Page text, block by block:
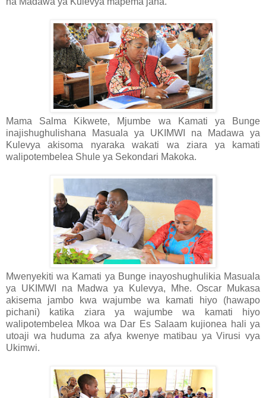
Mama Salma Kikwete, Mjumbe wa Kamati ya Bunge
inajishughulishana Masuala ya UKIMWI na Madawa ya
Kulevya akisoma nyaraka wakati wa ziara ya kamati
walipotembelea Shule ya Sekondari Makoka.
Mwenyekiti wa Kamati ya Bunge inayoshughulikia Masuala
ya UKIMWI na Madwa ya Kulevya, Mhe. Oscar Mukasa
akisema jambo kwa wajumbe wa kamati hiyo (hawapo
pichani) katika ziara ya wajumbe wa kamati hiyo
walipotembelea Mkoa wa Dar Es Salaam kujionea hali ya
utoaji wa huduma za afya kwenye matibau ya Virusi vya
Ukimwi.